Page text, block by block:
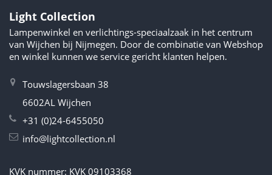
Light Collection
Lampenwinkel en verlichtings-speciaalzaak in het centrum
van Wijchen bij Nijmegen. Door de combinatie van Webshop
en winkel kunnen we service gericht klanten helpen.
Touwslagersbaan 38
6602AL Wijchen
+31 (0)24-6455050
info@lightcollection.nl
KVK nummer: KVK 09103368